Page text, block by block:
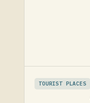
TOURIST PLACES